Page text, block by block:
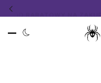
KOD RABATOWY NA ZAKUPY